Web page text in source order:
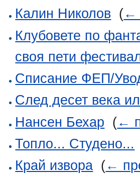
Калин Николов (←
Клубовете по
своя пети
Списание ФЕП/
След десет века
Нансен Бехар (←
Топло... Студено...
Край извора (←